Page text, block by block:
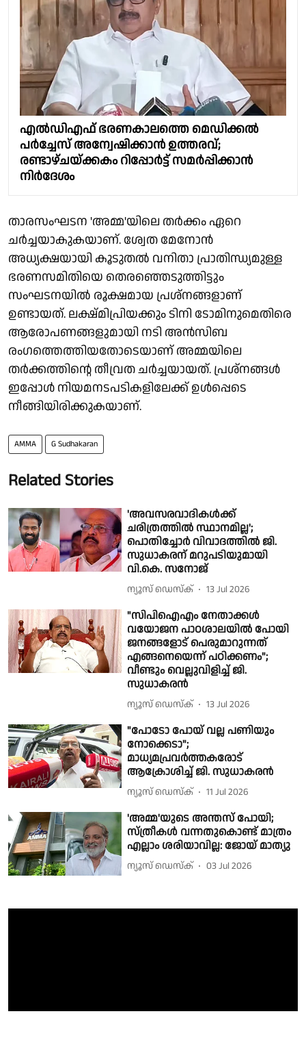
എൽഡിഎഫ് ഭരണകാലത്തെ മെഡിക്കൽ
പർച്ചേസ് അന്വേഷിക്കാൻ ഉത്തരവ്;
രണ്ടാഴ്ചയ്ക്കകം റിപ്പോർട്ട് സമർപ്പിക്കാൻ
നിർദേശം
താരസംഘടന 'അമ്മ'യിലെ തർക്കം ഏറെ
ചർച്ചയാകുകയാണ്. ശ്വേത മേനോന്‍
അധ്യക്ഷയായി കൂടുതൽ വനിതാ പ്രാതിന്ധ്യമുള്ള
ഭരണസമിതിയെ തെരഞ്ഞെടുത്തിട്ടും
സംഘടനയിൽ രൂക്ഷമായ പ്രശ്നങ്ങളാണ്
ഉണ്ടായത്. ലക്ഷ്മിപ്രിയക്കും ടിനി ടോമിനുമെതിരെ
ആരോപണങ്ങളുമായി നടി അൻസിബ
രംഗത്തെത്തിയതോടെയാണ് അമ്മയിലെ
തർക്കത്തിന്റെ തീവ്രത ചർച്ചയായത്. പ്രശ്നങ്ങൾ
ഇപ്പോൾ നിയമനടപടികളിലേക്ക് ഉൾപ്പെടെ
നീങ്ങിയിരിക്കുകയാണ്.
AMMA G Sudhakaran
Related Stories
'അവസരവാദികൾക്ക്
ചരിത്രത്തിൽ സ്ഥാനമില്ല';
പൊതിച്ചോർ വിവാദത്തിൽ ജി.
സുധാകരന് മറുപടിയുമായി
വി.കെ. സനോജ്
ന്യൂസ് ഡെസ്ക് 13 Jul 2026
"സിപിഐഎം നേതാക്കൾ
വയോജന പാഠശാലയിൽ പോയി
ജനങ്ങളോട് പെരുമാറുന്നത്
എങ്ങനെയെന്ന് പഠിക്കണം";
വീണ്ടും വെല്ലുവിളിച്ച് ജി.
സുധാകരൻ
ന്യൂസ് ഡെസ്ക് 13 Jul 2026
"പോടോ പോയ് വല്ല പണിയും
നോക്കെടാ";
മാധ്യമപ്രവർത്തകരോട്
ആക്രോശിച്ച് ജി. സുധാകരൻ
ന്യൂസ് ഡെസ്ക് 11 Jul 2026
'അമ്മ'യുടെ അന്തസ് പോയി;
സ്ത്രീകൾ വന്നതുകൊണ്ട് മാത്രം
എല്ലാം ശരിയാവില്ല: ജോയ് മാത്യു
ന്യൂസ് ഡെസ്ക് 03 Jul 2026